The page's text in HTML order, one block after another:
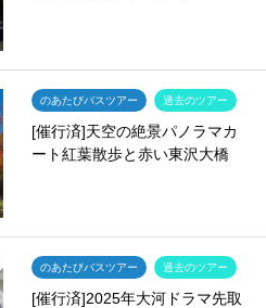
のあたびバスツアー 過去のツアー
[催行済]天空の絶景パノラマカ
ート紅葉散歩と赤い東沢大橋
のあたびバスツアー 過去のツアー
[催行済]2025年大河ドラマ先取